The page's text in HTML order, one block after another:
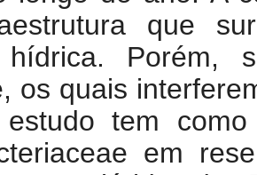
que
hídrica. Porém,
os quais
estudo tem
em